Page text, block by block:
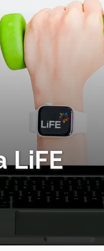
LiFE